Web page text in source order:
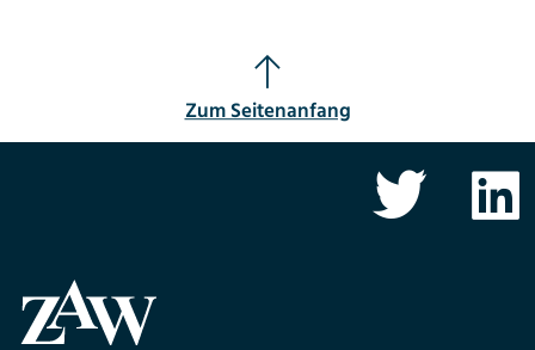
Zum Seitenanfang